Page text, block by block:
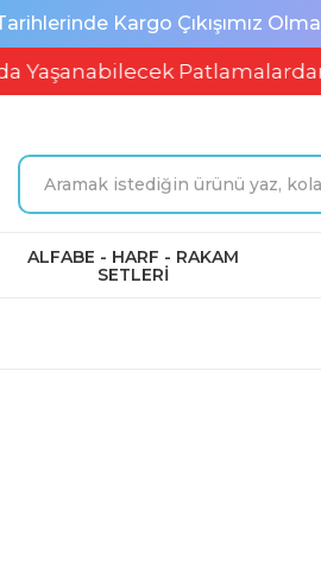
Kargo Çıkışımız
Patlamalardan ve
ALFABE - HARF - RAKAM
SETLERİ